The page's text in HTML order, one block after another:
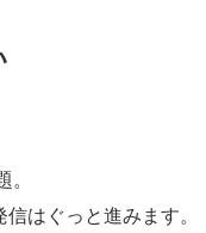
。
はぐっと進みます。